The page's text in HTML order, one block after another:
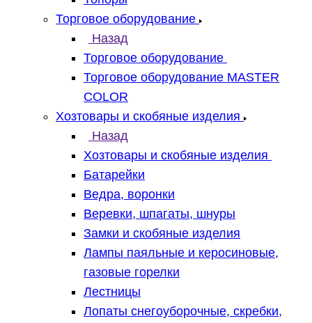
Торговое оборудование
Назад
Торговое оборудование
Торговое оборудование MASTER
COLOR
Хозтовары и скобяные изделия
Назад
Хозтовары и скобяные изделия
Батарейки
Ведра, воронки
Веревки, шпагаты, шнуры
Замки и скобяные изделия
Лампы паяльные и керосиновые,
газовые горелки
Лестницы
Лопаты снегоуборочные, скребки,